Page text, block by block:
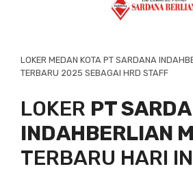
LOKER MEDAN KOTA PT SARDANA
TERBARU 2025 SEBAGAI HRD STAFF
LOKER PT
INDAHBERLIAN
TERBARU HARI